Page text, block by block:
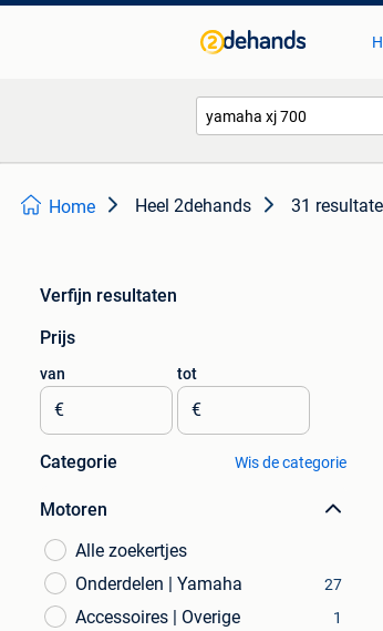
Home Heel 2dehands 31
Verfijn resultaten
Prijs
van
€
tot
€
Categorie Wis de categorie
Motoren
Alle zoekertjes
Onderdelen | Yamaha
27
Accessoires | Overige 1